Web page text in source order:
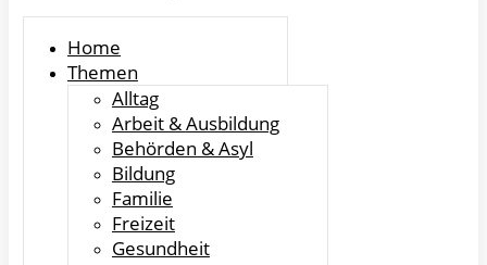
Home
Themen
Alltag
Arbeit & Ausbildung
Behörden & Asyl
Bildung
Familie
Freizeit
Gesundheit